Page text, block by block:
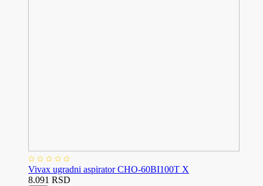
Vivax ugradni aspirator CHO-60BI100T X
8.091 RSD